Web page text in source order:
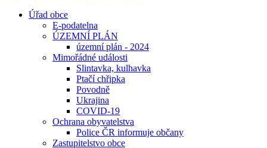
Úřad obce
E-podatelna
ÚZEMNÍ PLÁN
územní plán - 2024
Mimořádné události
Slintavka, kulhavka
Ptačí chřipka
Povodně
Ukrajina
COVID-19
Ochrana obyvatelstva
Police ČR informuje občany
Zastupitelstvo obce